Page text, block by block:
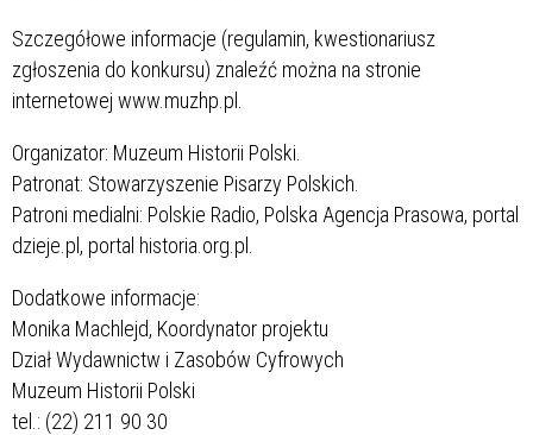
Szczegółowe informacje (regulamin, kwestionariusz
zgłoszenia do konkursu) znaleźć można na stronie
internetowej www.muzhp.pl.
Organizator: Muzeum Historii Polski.
Patronat: Stowarzyszenie Pisarzy Polskich.
Patroni medialni: Polskie Radio, Polska Agencja Prasowa, portal
dzieje.pl, portal historia.org.pl.
Dodatkowe informacje:
Monika Machlejd, Koordynator projektu
Dział Wydawnictw i Zasobów Cyfrowych
Muzeum Historii Polski
tel.: (22) 211 90 30